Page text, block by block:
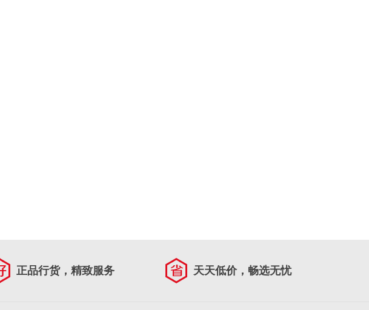
正品行货，精致服务 天天低价，畅选无忧